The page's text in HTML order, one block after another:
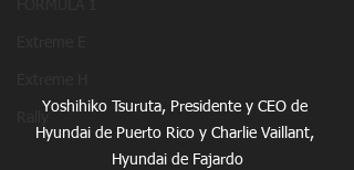
Yoshihiko Tsuruta, Presidente y CEO de
Hyundai de Puerto Rico y Charlie Vaillant,
Hyundai de Fajardo